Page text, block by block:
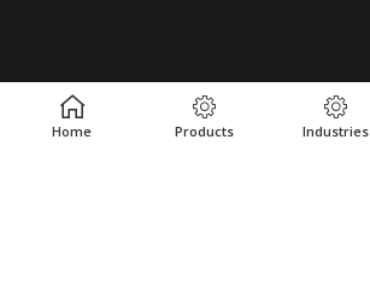
NUESTROS PRODUCTOS
Home Products Industries